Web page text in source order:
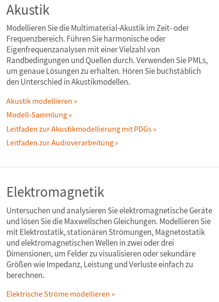
Akustik
Modellieren Sie die Multimaterial-Akustik im Zeit- oder
Frequenzbereich. Führen Sie harmonische oder
Eigenfrequenzanalysen mit einer Vielzahl von
Randbedingungen und Quellen durch. Verwenden Sie PMLs,
um genaue Lösungen zu erhalten. Hören Sie buchstäblich
den Unterschied in Akustikmodellen.
Akustik modellieren
Modell-Sammlung
Leitfaden zur Akustikmodellierung mit PDGs
Leitfaden zur Audioverarbeitung
Elektromagnetik
Untersuchen und analysieren Sie elektromagnetische Geräte
und lösen Sie die Maxwellschen Gleichungen. Modellieren Sie
mit Elektrostatik, stationären Strömungen, Magnetostatik
und elektromagnetischen Wellen in zwei oder drei
Dimensionen, um Felder zu visualisieren oder sekundäre
Größen wie Impedanz, Leistung und Verluste einfach zu
berechnen.
Elektrische Ströme modellieren